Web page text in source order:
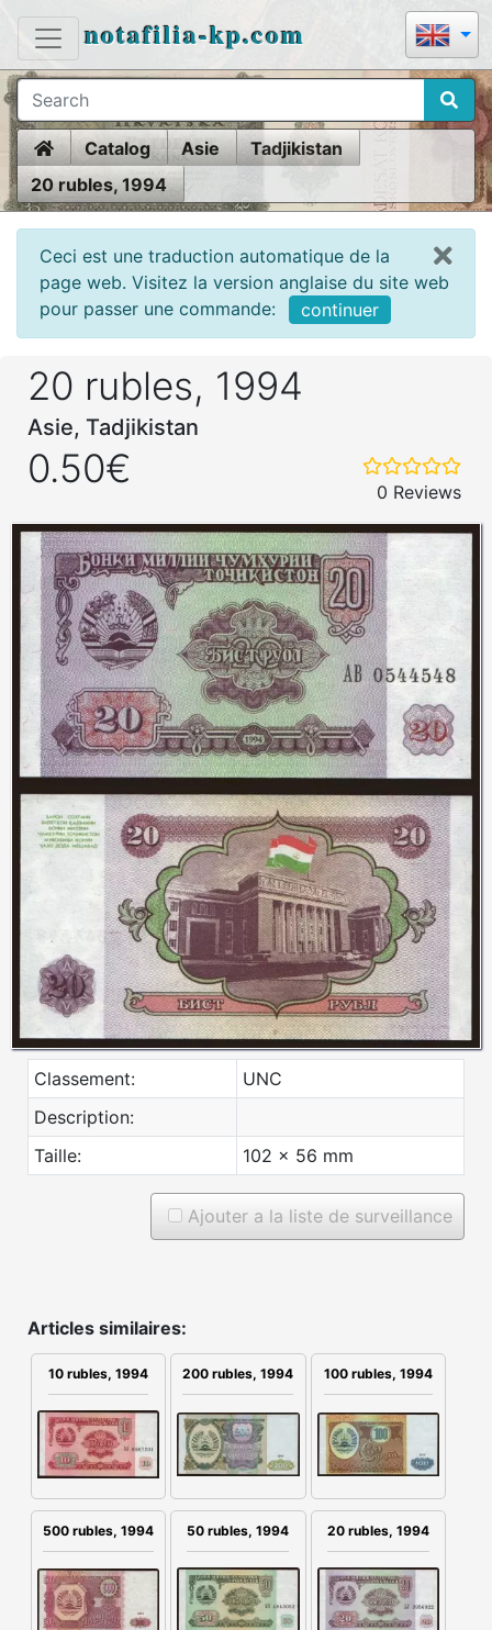
notafilia-kp.com
HomeCatalog Asie
Tadjikistan
20 rubles, 1994
Ceci est une traduction automatique de la
page web. Visitez la version anglaise du site web
pour passer une commande:
continuer
20 rubles, 1994
Asie, Tadjikistan
0.50€
0 Reviews
Classement:
UNC
Description:
Taille:
102 x 56 mm
Ajouter a la liste de surveillance
Articles similaires:
10 rubles, 1994 200 rubles, 1994 100 rubles, 1994
500 rubles, 1994 50 rubles, 1994 20 rubles, 1994